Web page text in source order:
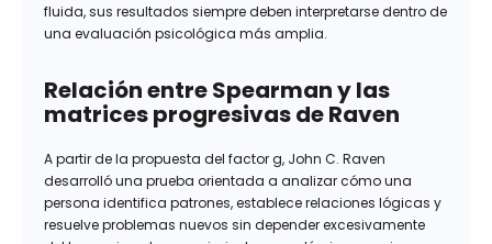
fluida, sus resultados siempre deben interpretarse dentro de
una evaluación psicológica más amplia.
Relación entre Spearman y las
matrices progresivas de Raven
A partir de la propuesta del factor g, John C. Raven
desarrolló una prueba orientada a analizar cómo una
persona identifica patrones, establece relaciones lógicas y
resuelve problemas nuevos sin depender excesivamente